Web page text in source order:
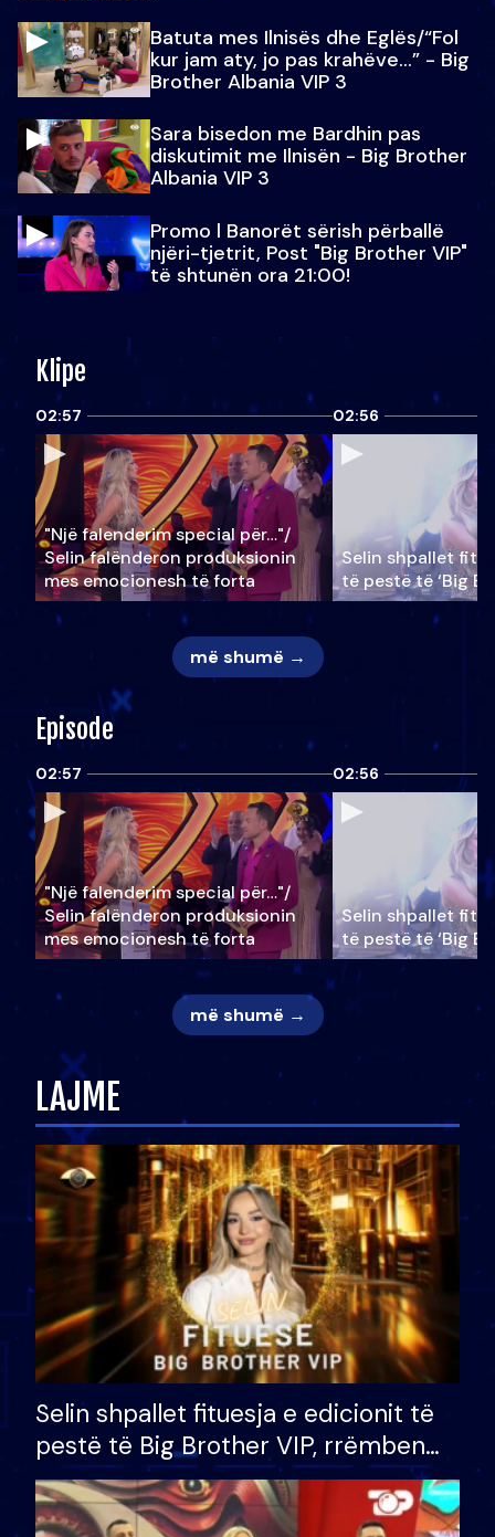
Batuta mes Ilnisës dhe Eglës/“Fol
kur jam aty, jo pas krahëve…” - Big
Brother Albania VIP 3
Sara bisedon me Bardhin pas
diskutimit me Ilnisën - Big Brother
Albania VIP 3
Promo l Banorët sërish përballë
njëri-tjetrit, Post "Big Brother VIP"
të shtunën ora 21:00!
Klipe
02:57
"Një falenderim special për…"/
Selin falënderon produksionin
mes emocionesh të forta
02:56
Selin shpallet
të pestë të ‘Big
më shumë →
Episode
02:57
"Një falenderim special për…"/
Selin falënderon produksionin
mes emocionesh të forta
02:56
Selin shpallet
të pestë të ‘Big
më shumë →
LAJME
Selin shpallet fituesja e edicionit të
pestë të Big Brother VIP, rrëmben
çmimin e madh prej 100 mijë eurosh